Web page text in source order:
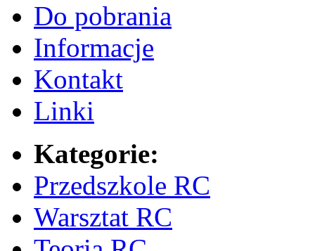
Do pobrania
Informacje
Kontakt
Linki
Kategorie:
Przedszkole RC
Warsztat RC